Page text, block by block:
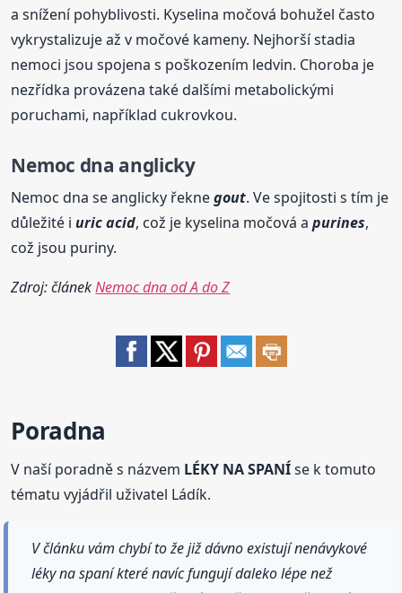
a snížení pohyblivosti. Kyselina močová bohužel často
vykrystalizuje až v močové kameny. Nejhorší stadia
nemoci jsou spojena s poškozením ledvin. Choroba je
nezřídka provázena také dalšími metabolickými
poruchami, například cukrovkou.
Nemoc dna anglicky
Nemoc dna se anglicky řeknegout. Ve spojitosti s tím je
důležité iuric acid, což je kyselina močová apurines,
což jsou puriny.
Zdroj: článekNemoc dna od A do Z
Poradna
V naší poradně s názvem LÉKY NA SPANÍse k tomuto
tématu vyjádřil uživatel Ládík.
V článku vám chybí to že již dávno existují nenávykové
léky na spaní které navíc fungují daleko lépe než